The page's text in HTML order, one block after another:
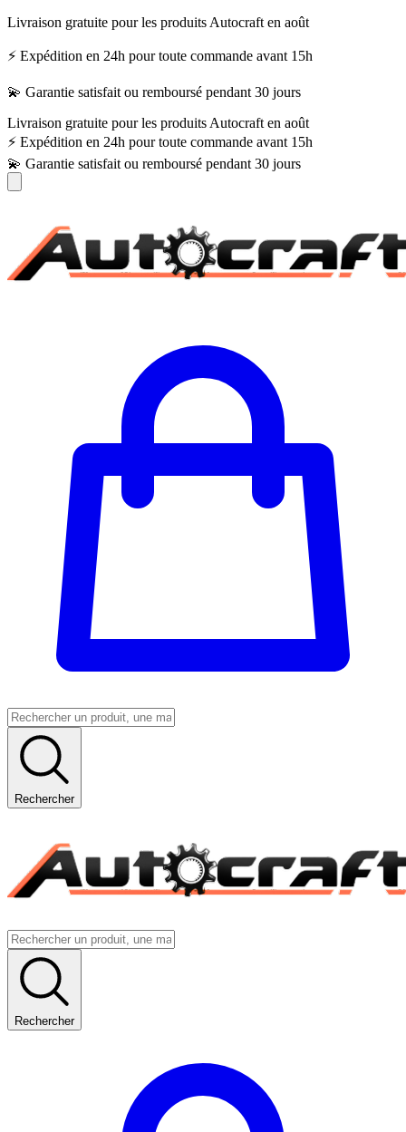
Livraison gratuite pour les produits Autocraft en août
⚡ Expédition en 24h pour toute commande avant 15h
💫 Garantie satisfait ou remboursé pendant 30 jours
Livraison gratuite pour les produits Autocraft en août
⚡ Expédition en 24h pour toute commande avant 15h
💫 Garantie satisfait ou remboursé pendant 30 jours
Rechercher
Rechercher